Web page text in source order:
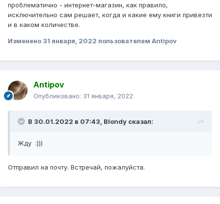
проблематично - интернет-магазин, как правило,
исключительно сам решает, когда и какие ему книги привезти
и в каком количестве.
Изменено 31 января, 2022 пользователем Antipov
Antipov
Опубликовано: 31 января, 2022
В 30.01.2022 в 07:43, Blondy сказал:
Жду :)))
Отправил на почту. Встречай, пожалуйста.